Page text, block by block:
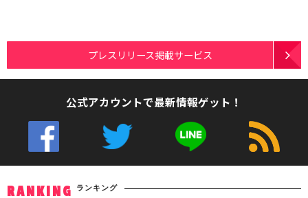
プレスリリース掲載サービス
公式アカウントで最新情報ゲット！
RANKING ランキング